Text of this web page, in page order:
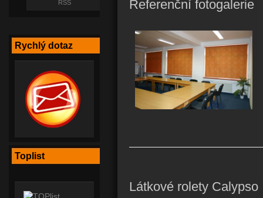
RSS
Rychlý dotaz
Toplist
Referenční fotogalerie
Látkové rolety Calypso